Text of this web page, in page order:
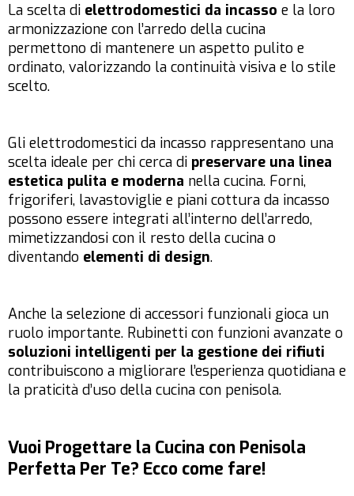
La scelta di elettrodomestici da incasso e la loro
armonizzazione con l’arredo della cucina
permettono di mantenere un aspetto pulito e
ordinato, valorizzando la continuità visiva e lo stile
scelto.
Gli elettrodomestici da incasso rappresentano una
scelta ideale per chi cerca di preservare una linea
estetica pulita e moderna nella cucina. Forni,
frigoriferi, lavastoviglie e piani cottura da incasso
possono essere integrati all’interno dell’arredo,
mimetizzandosi con il resto della cucina o
diventando elementi di design.
Anche la selezione di accessori funzionali gioca un
ruolo importante. Rubinetti con funzioni avanzate o
soluzioni intelligenti per la gestione dei rifiuti
contribuiscono a migliorare l’esperienza quotidiana e
la praticità d’uso della cucina con penisola.
Vuoi Progettare la Cucina con Penisola
Perfetta Per Te? Ecco come fare!